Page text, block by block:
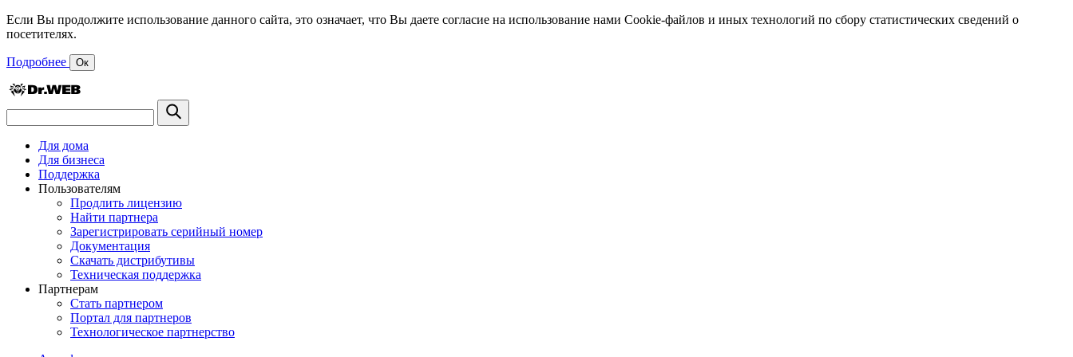
Если Вы продолжите использование данного сайта, это означает, что Вы даете согласие на использование нами Cookie-файлов и иных технологий по сбору статистических сведений о
посетителях.
Подробнее Ок
Для дома
Для бизнеса
Поддержка
Пользователям
Продлить лицензию
Найти партнера
Зарегистрировать серийный номер
Документация
Скачать дистрибутивы
Техническая поддержка
Партнерам
Стать партнером
Портал для партнеров
Технологическое партнерство